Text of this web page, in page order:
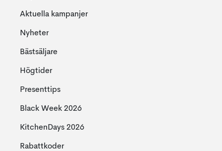
Aktuella kampanjer
Nyheter
Bästsäljare
Högtider
Presenttips
Black Week 2026
KitchenDays 2026
Rabattkoder